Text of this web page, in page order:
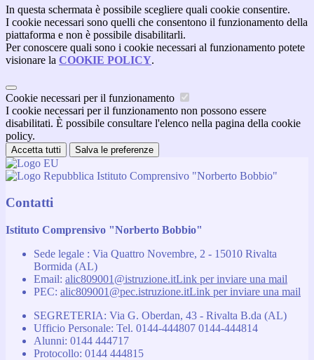
In questa schermata è possibile scegliere quali cookie consentire.
I cookie necessari sono quelli che consentono il funzionamento della
piattaforma e non è possibile disabilitarli.
Per conoscere quali sono i cookie necessari al funzionamento potete
visionare la COOKIE POLICY.
Cookie necessari per il funzionamento
I cookie necessari per il funzionamento non possono essere
disabilitati. È possibile consultare l'elenco nella pagina della cookie
policy.
Accetta tutti Salva le preferenze
Istituto Comprensivo "Norberto Bobbio"
Contatti
Istituto Comprensivo "Norberto Bobbio"
Sede legale : Via Quattro Novembre, 2 - 15010 Rivalta
Bormida (AL)
Email: alic809001@istruzione.itLink per inviare una mail
PEC: alic809001@pec.istruzione.itLink per inviare una mail
SEGRETERIA: Via G. Oberdan, 43 - Rivalta B.da (AL)
Ufficio Personale: Tel. 0144-444807 0144-444814
Alunni: 0144 444717
Protocollo: 0144 444815